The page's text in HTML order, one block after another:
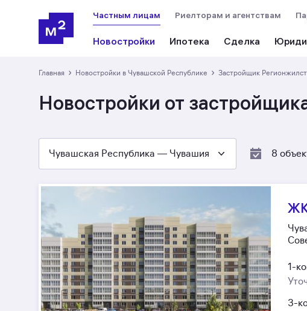
Частным лицам
Новостройки Ипотека Сделка
Риелторам и агентствам
Главная › Новостройки в Чувашской Республике › Застройщик
Новостройки от
Чувашская Республика — Чувашия 8
1-
3-